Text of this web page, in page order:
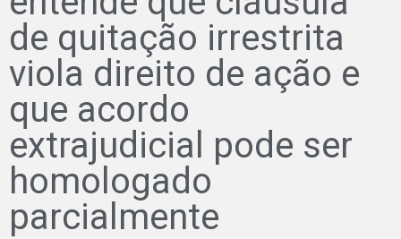
de quitação irrestrita
viola direito de ação e
que acordo
extrajudicial pode ser
homologado
parcialmente